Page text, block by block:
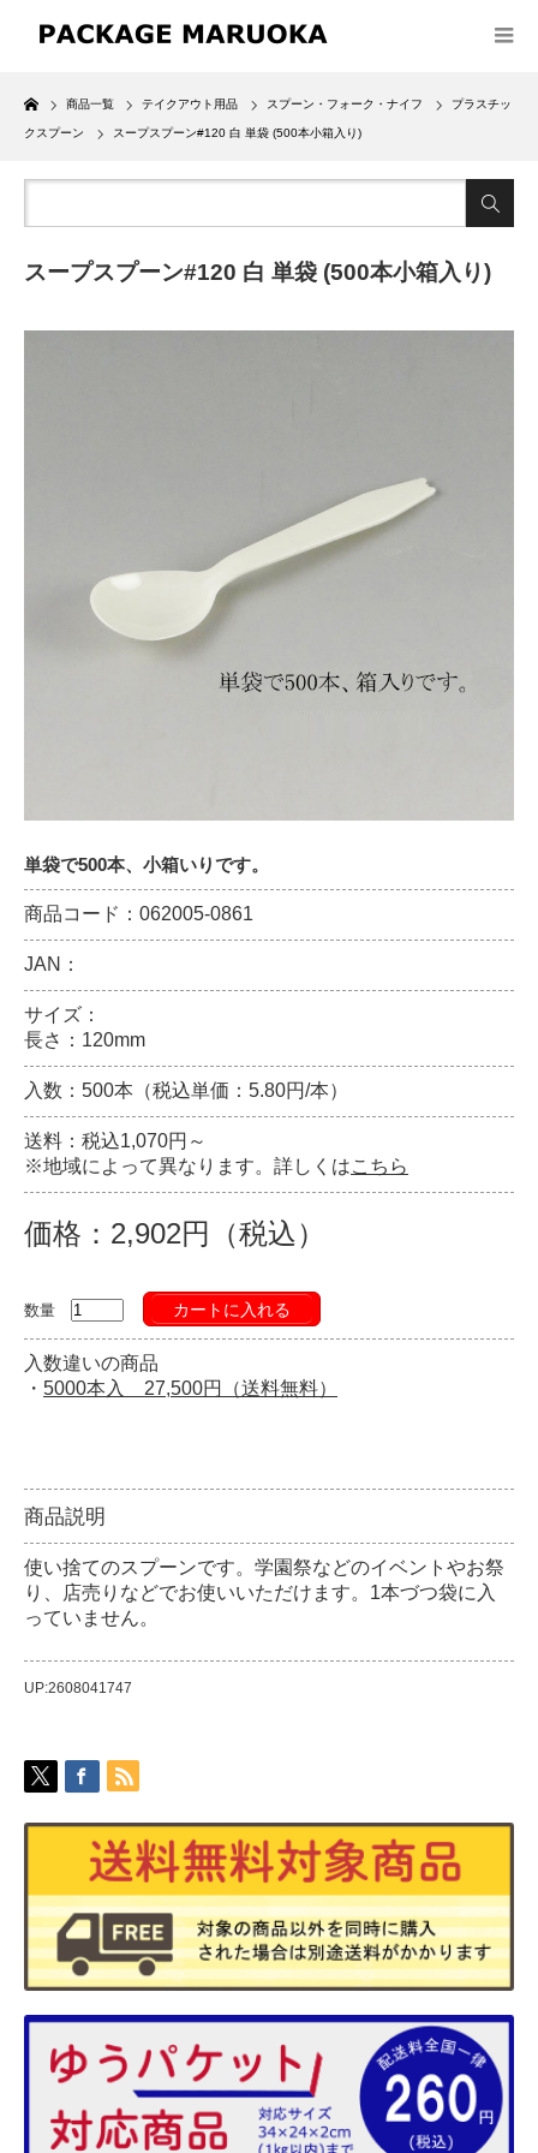
Home
商品一覧 テイクアウト用品 スプーン・フォーク・ナイフ プラスチッ
クスプーン スープスプーン#120 白 単袋 (500本小箱入り)
スープスプーン#120 白 単袋 (500本小箱入り)
単袋で500本、小箱いりです。
商品コード：062005-0861
JAN：
サイズ：
長さ：120mm
入数：500本（税込単価：5.80円/本）
送料：税込1,070円～
※地域によって異なります。詳しくはこちら
価格：2,902円（税込）
数量 カートに入れる
入数違いの商品
・ 5000本入 27,500円（送料無料）
商品説明
使い捨てのスプーンです。学園祭などのイベントやお祭
り、店売りなどでお使いいただけます。1本づつ袋に入
っていません。
UP:2608041747